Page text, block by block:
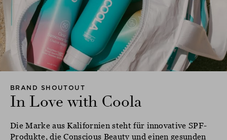
BRAND SHOUTOUT
In Love with Coola
Die Marke aus Kalifornien steht für innovative SPF-
Produkte, die Conscious Beauty und einen gesunden